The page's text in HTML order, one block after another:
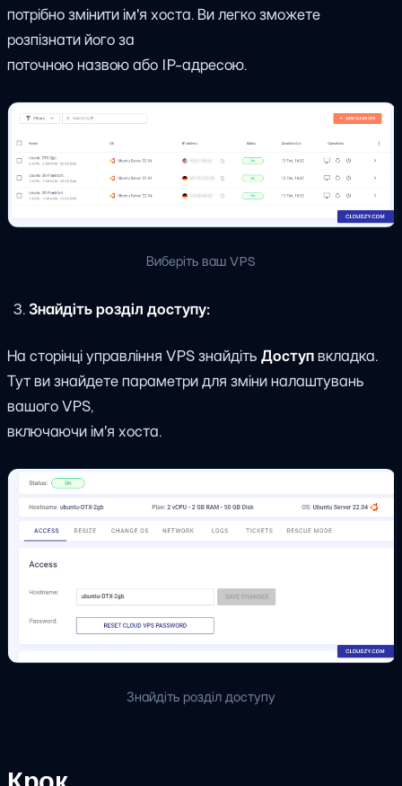
потрібно змінити ім'я хоста. Ви легко зможете
розпізнати його за
поточною назвою або IP-адресою.
Виберіть ваш VPS
Знайдіть розділ доступу:
На сторінці управління VPS знайдіть Доступвкладка.
Тут ви знайдете параметри для зміни налаштувань
вашого VPS,
включаючи ім'я хоста.
Знайдіть розділ доступу